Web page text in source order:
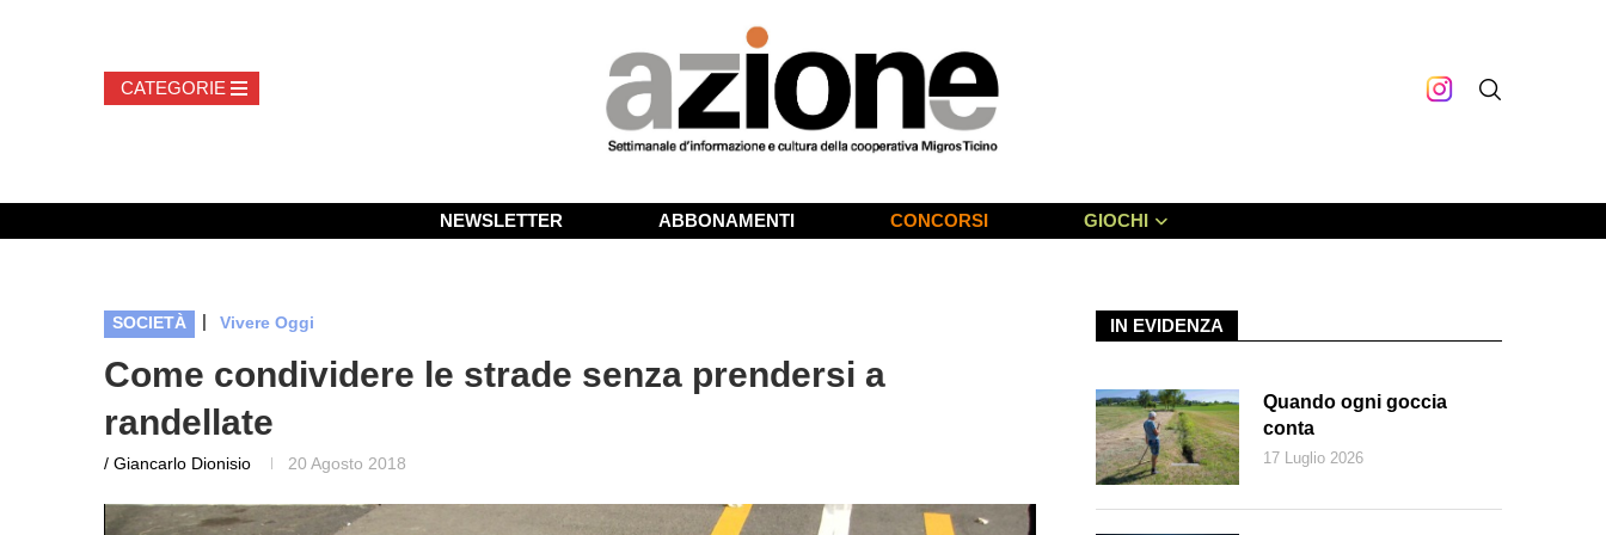
NEWSLETTER ABBONAMENTI CONCORSI GIOCHI
SOCIETÀ | Vivere Oggi
Come condividere le strade senza prendersi a
randellate
/ Giancarlo Dionisio 20 Agosto 2018
IN EVIDENZA
Quando ogni goccia
conta
17 Luglio 2026